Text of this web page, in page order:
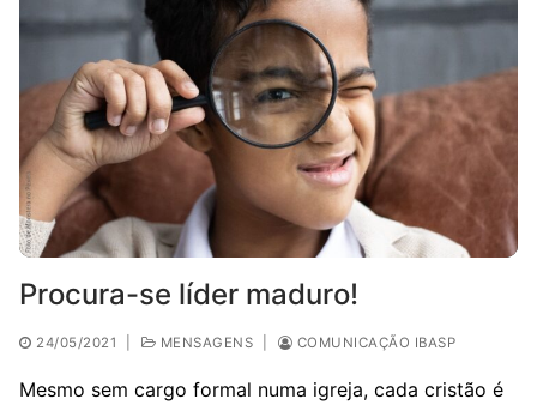
Procura-se líder maduro!
24/05/2021 MENSAGENS COMUNICAÇÃO IBASP
Mesmo sem cargo formal numa igreja, cada cristão é